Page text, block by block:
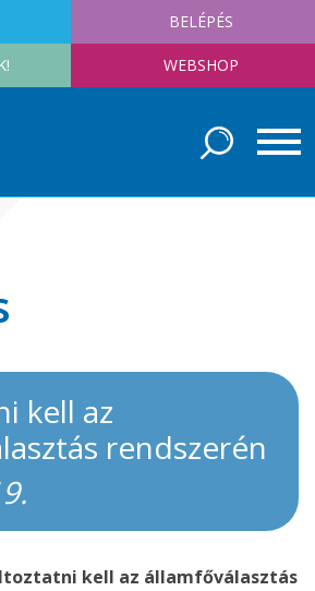
BELÉPÉS
WEBSHOP
kell az
rendszerén
kell az államfőválasztás